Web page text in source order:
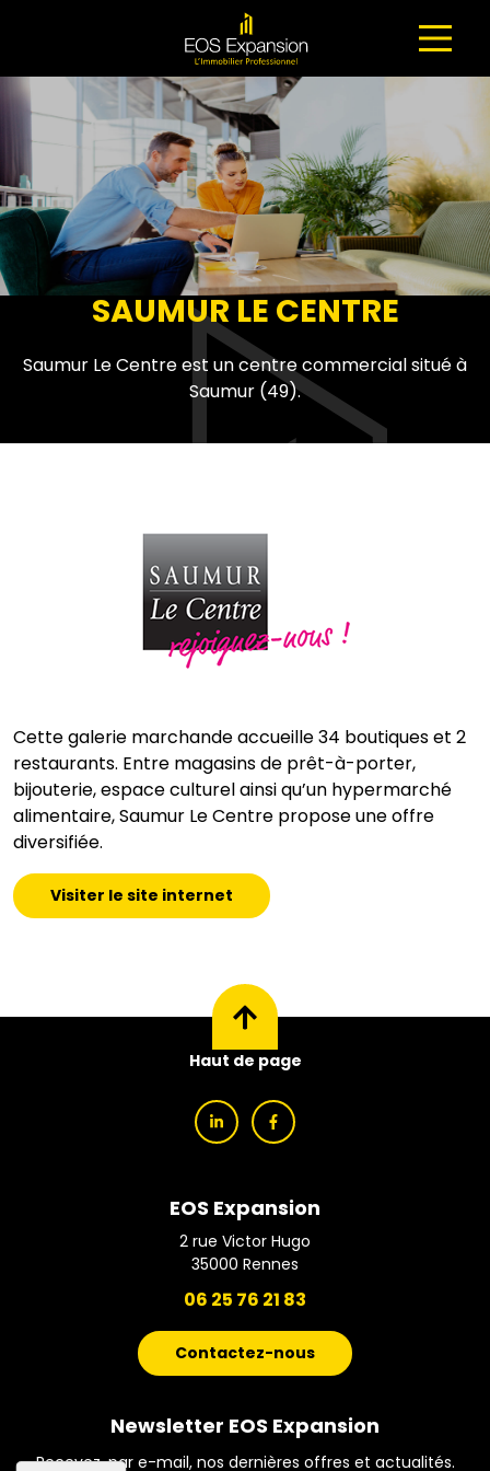
NAVIGATION PRINCIPALE
SAUMUR LE CENTRE
Saumur Le Centre est un centre commercial situé à
Saumur (49).
Cette galerie marchande accueille 34 boutiques et 2
restaurants. Entre magasins de prêt-à-porter,
bijouterie, espace culturel ainsi qu’un hypermarché
alimentaire, Saumur Le Centre propose une offre
diversifiée.
Visiter le site internet
Haut de page
EOS Expansion
2 rue Victor Hugo
35000 Rennes
06 25 76 21 83
Contactez-nous
Newsletter EOS Expansion
Recevez, par e-mail, nos dernières offres et actualités.